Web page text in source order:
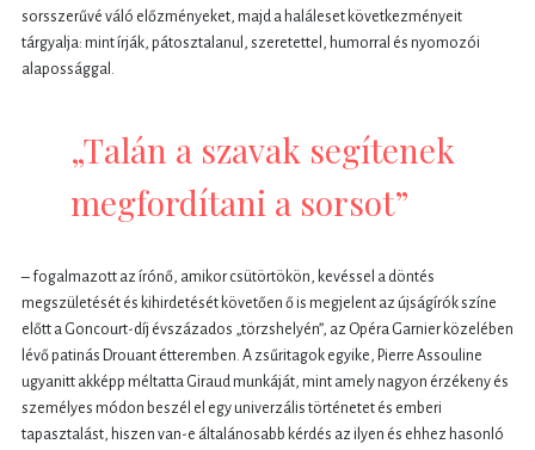
sorsszerűvé váló előzményeket, majd a haláleset következményeit
tárgyalja: mint írják, pátosztalanul, szeretettel, humorral és nyomozói
alapossággal.
„Talán a szavak segítenek
megfordítani a sorsot”
– fogalmazott az írónő, amikor csütörtökön, kevéssel a döntés
megszületését és kihirdetését követően ő is megjelent az újságírók színe
előtt a Goncourt-díj évszázados „törzshelyén”, az Opéra Garnier közelében
lévő patinás Drouant étteremben. A zsűritagok egyike, Pierre Assouline
ugyanitt akképp méltatta Giraud munkáját, mint amely nagyon érzékeny és
személyes módon beszél el egy univerzális történetet és emberi
tapasztalást, hiszen van-e általánosabb kérdés az ilyen és ehhez hasonló